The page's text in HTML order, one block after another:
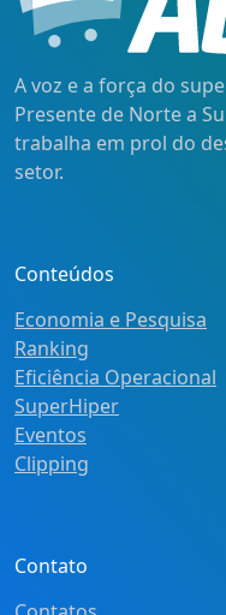
A voz e a força do
Presente de Norte a
trabalha em prol do
setor.
Conteúdos
Economia e Pesquisa
Ranking
Eficiência Operacional
SuperHiper
Eventos
Clipping
Contato